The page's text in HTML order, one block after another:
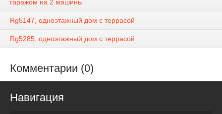
гаражом на 2 машины
Rg5147, одноэтажный дом с террасой
Rg5285, одноэтажный дом с террасой
Комментарии (0)
Навигация